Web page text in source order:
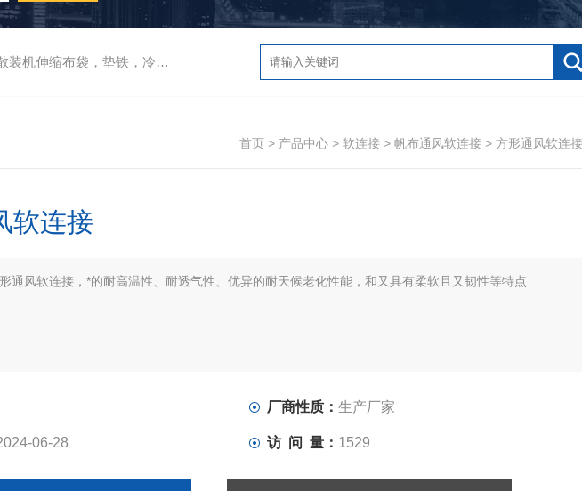
袋，垫铁，冷却管，刮屑板
首页 > 产品中心 > 软连接 > 帆布通风软连接 > 方形通风软连接
软连接
通风软连接，*的耐高温性、耐透气性、优异的耐天候老化性能，和又具有柔软且又韧性等特点
厂商性质： 生产厂家
06-28 访 问 量： 1529